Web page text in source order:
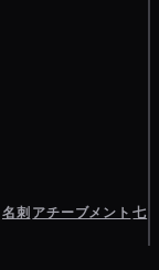
名刺 アチーブメント 七